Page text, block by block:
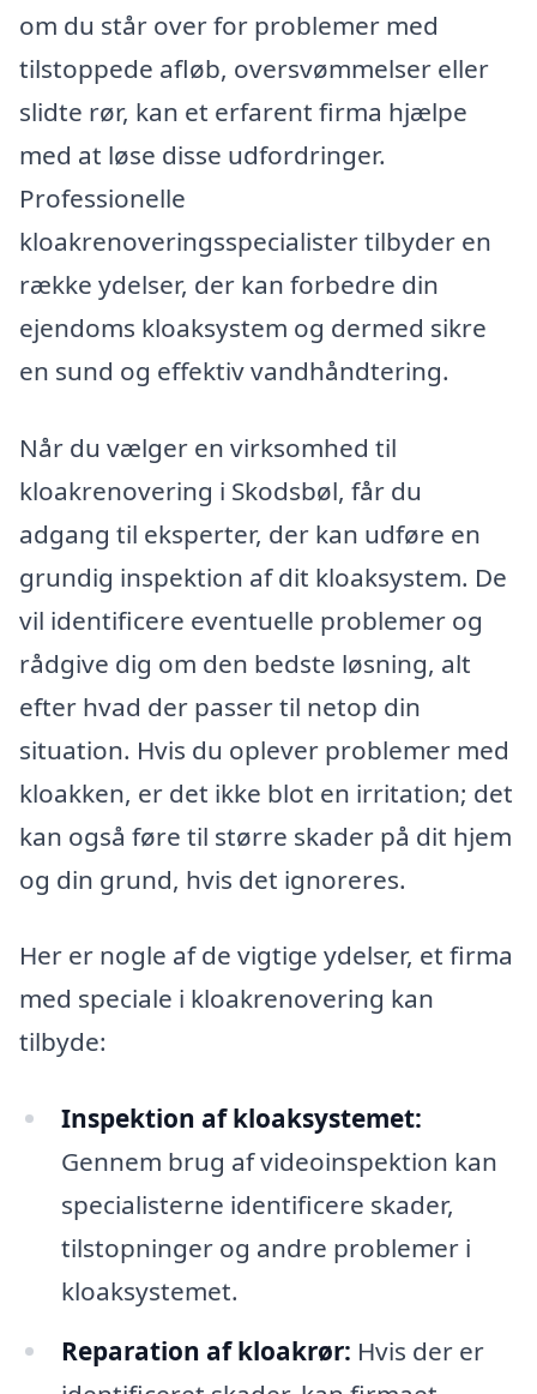
om du står over for problemer med
tilstoppede afløb, oversvømmelser eller
slidte rør, kan et erfarent firma hjælpe
med at løse disse udfordringer.
Professionelle
kloakrenoveringsspecialister tilbyder en
række ydelser, der kan forbedre din
ejendoms kloaksystem og dermed sikre
en sund og effektiv vandhåndtering.
Når du vælger en virksomhed til
kloakrenovering i Skodsbøl, får du
adgang til eksperter, der kan udføre en
grundig inspektion af dit kloaksystem. De
vil identificere eventuelle problemer og
rådgive dig om den bedste løsning, alt
efter hvad der passer til netop din
situation. Hvis du oplever problemer med
kloakken, er det ikke blot en irritation; det
kan også føre til større skader på dit hjem
og din grund, hvis det ignoreres.
Her er nogle af de vigtige ydelser, et firma
med speciale i kloakrenovering kan
tilbyde:
Inspektion af kloaksystemet:
Gennem brug af videoinspektion kan
specialisterne identificere skader,
tilstopninger og andre problemer i
kloaksystemet.
Reparation af kloakrør: Hvis der er